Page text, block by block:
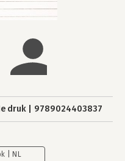
druk 9789024403837
| NL